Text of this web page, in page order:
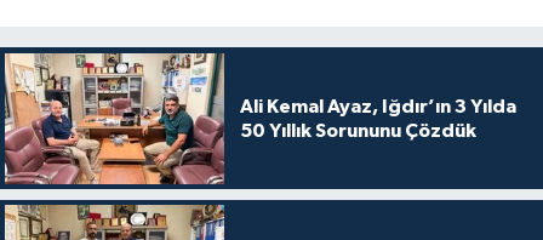
Ali Kemal Ayaz, Iğdır’ın 3 Yılda
50 Yıllık Sorununu Çözdük